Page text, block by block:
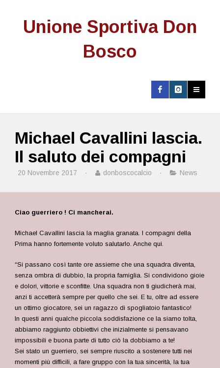
Unione Sportiva Don
Bosco
Michael Cavallini lascia.
Il saluto dei compagni
20 Novembre 2017 · donboscocalcio · News
Ciao guerriero ! Ci mancherai.
Michael Cavallini lascia la maglia granata. I compagni della
Prima hanno fortemente voluto salutarlo. Anche qui.
“Si passano così tante ore assieme che una squadra diventa,
senza ombra di dubbio, la propria famiglia. Si condividono gioie
e dolori, vittorie e sconfitte. Una squadra non ti giudicherà mai,
anzi ti accetterà sempre per quello che sei. E tu, oltre ad essere
un ottimo giocatore, sei un ragazzo di spogliatoio fantastico!
In questi anni qualche piccola soddisfazione ce la siamo tolta,
abbiamo raggiunto obbiettivi che inizialmente si pensavano
impossibili e buona parte di tutto ciò la dobbiamo a te!
Sei stato un guerriero, sei sempre riuscito a sostenere tutti nei
momenti più difficili, a fare gruppo con la tua sincerità, la tua